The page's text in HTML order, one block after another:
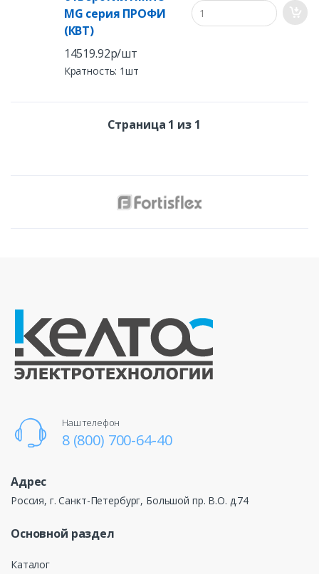
MG серия ПРОФИ
(КВТ)
14519.92р/шт
Кратность: 1шт
Страница 1 из 1
Наш телефон
8 (800) 700-64-40
Адрес
Россия, г. Санкт-Петербург, Большой пр. В.О. д.74
Основной раздел
Каталог